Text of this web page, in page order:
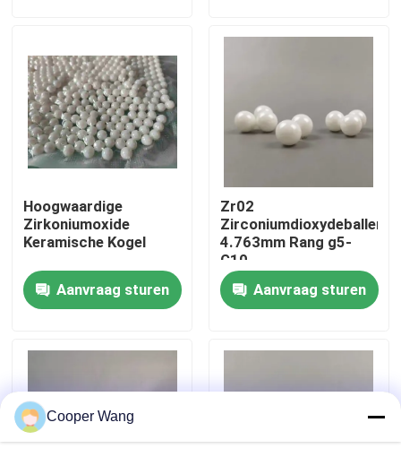
Over ons
Fabrieksreis
Kwaliteitscontrole
Neem contact met ons op
Ceramische Kogellagers
608 Ceramische Lagers
Hoogwaardige
Zirkoniumoxide
Keramische Kogel
Aanvraag sturen
Zr02
Zirconiumdioxydeballen
4.763mm Rang g5-
G10
Aanvraag sturen
Cooper Wang